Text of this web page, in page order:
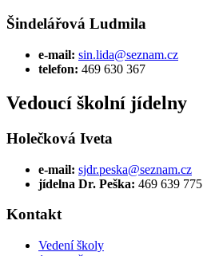
Šindelářová Ludmila
e-mail: sin.lida@seznam.cz
telefon: 469 630 367
Vedoucí školní jídelny
Holečková Iveta
e-mail: sjdr.peska@seznam.cz
jídelna Dr. Peška: 469 639 775
Kontakt
Vedení školy